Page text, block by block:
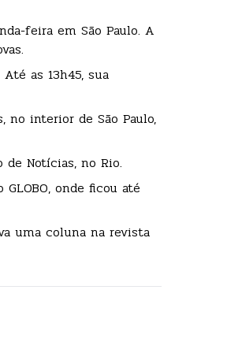
feira em São Paulo. A
as 13h45, sua
no interior de São Paulo,
Notícias, no Rio.
onde ficou até
uma coluna na revista